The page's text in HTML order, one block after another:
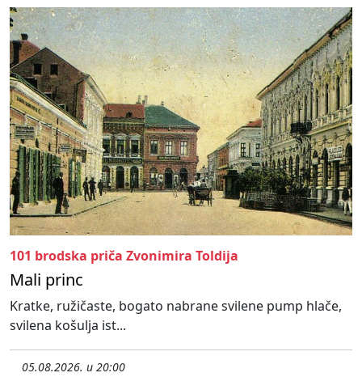
101 brodska priča Zvonimira Toldija
Mali princ
Kratke, ružičaste, bogato nabrane svilene pump hlače,
svilena košulja ist...
05.08.2026. u 20:00